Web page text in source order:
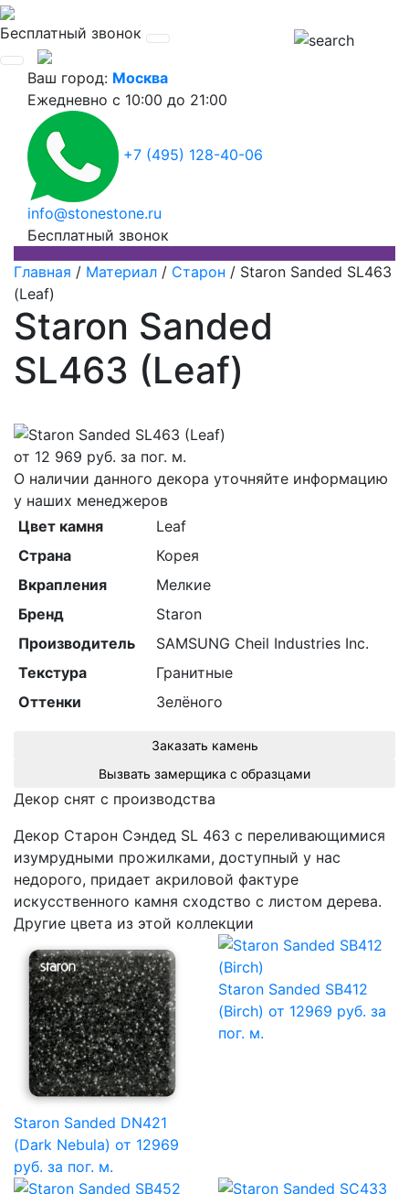
Бесплатный звонок
Ваш город: Москва
Ежедневно с 10:00 до 21:00
+7 (495) 128-40-06
info@stonestone.ru
Бесплатный звонок
Главная / Материал / Старон / Staron Sanded SL463
(Leaf)
Staron Sanded
SL463 (Leaf)
от 12 969 руб. за пог. м.
О наличии данного декора уточняйте информацию
у наших менеджеров
Цвет камня
Leaf
Страна
Корея
Вкрапления
Мелкие
Бренд
Staron
Производитель
SAMSUNG Cheil Industries Inc.
Текстура
Гранитные
Оттенки
Зелёного
Заказать камень
Вызвать замерщика с образцами
Декор снят с производства
Декор Cтарон Cэндед SL 463 с переливающимися
изумрудными прожилками, доступный у нас
недорого, придает акриловой фактуре
искусственного камня сходство с листом дерева.
Другие цвета из этой коллекции
Staron Sanded DN421
(Dark Nebula) от 12969
руб. за пог. м.
Staron Sanded SB412
(Birch) от 12969 руб. за
пог. м.